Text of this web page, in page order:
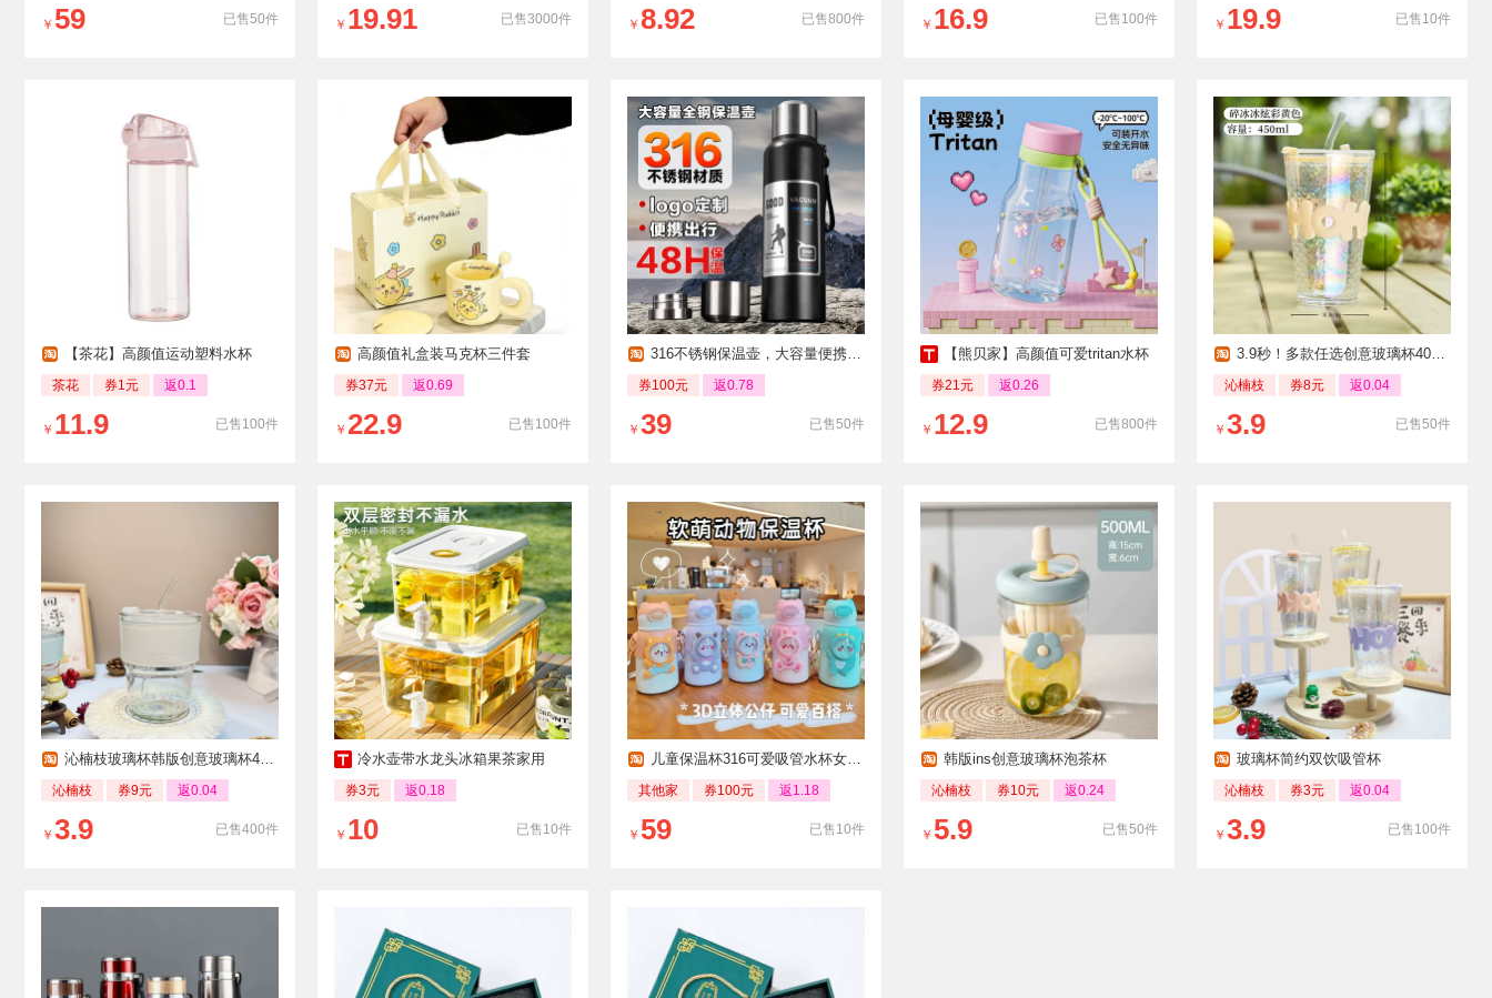
已售50件
￥ 59 已售3000件
￥ 19.91 已售800件
￥ 8.92 已售100件
￥ 16.9 已售10件
￥ 19.9
【茶花】高颜值运动塑料水杯
茶花 券1元 返0.1
已售100件
￥ 11.9
高颜值礼盒装马克杯三件套
券37元 返0.69
已售100件
￥ 22.9
316不锈钢保温壶，大容量便携旅行水杯
券100元 返0.78
已售50件
￥ 39
【熊贝家】高颜值可爱tritan水杯
券21元 返0.26
已售800件
￥ 12.9
3.9秒！多款任选创意玻璃杯400ml
沁楠枝 券8元 返0.04
已售50件
￥ 3.9
沁楠枝玻璃杯韩版创意玻璃杯400ml
沁楠枝 券9元 返0.04
已售400件
￥ 3.9
冷水壶带水龙头冰箱果茶家用
券3元 返0.18
已售10件
￥ 10
儿童保温杯316可爱吸管水杯女学生杯子
其他家 券100元 返1.18
已售10件
￥ 59
韩版ins创意玻璃杯泡茶杯
沁楠枝 券10元 返0.24
已售50件
￥ 5.9
玻璃杯简约双饮吸管杯
沁楠枝 券3元 返0.04
已售100件
￥ 3.9